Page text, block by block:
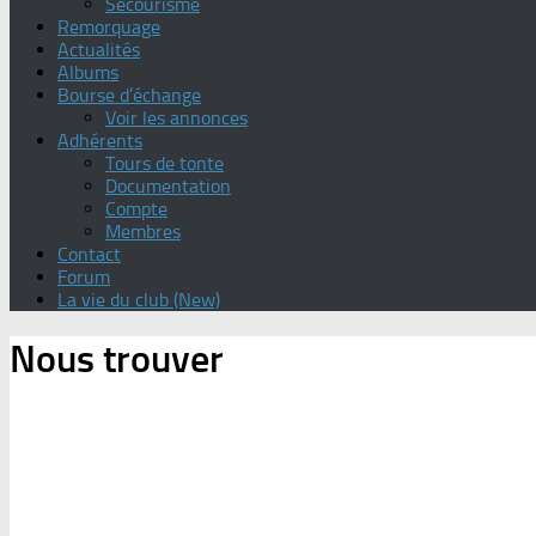
Remorquage
Actualités
Albums
Bourse d’échange
Voir les annonces
Adhérents
Tours de tonte
Documentation
Compte
Membres
Contact
Forum
La vie du club (New)
Nous trouver